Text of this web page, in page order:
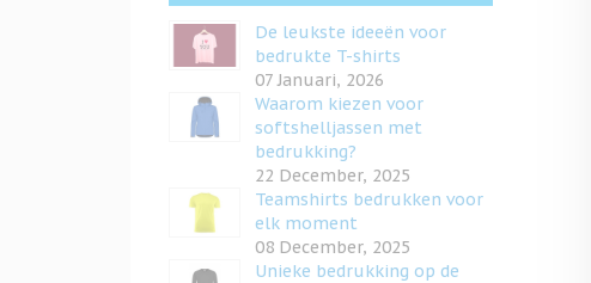
De leukste ideeën voor
bedrukte T-shirts
07 Januari, 2026
Waarom kiezen voor
softshelljassen met
bedrukking?
22 December, 2025
Teamshirts bedrukken voor
elk moment
08 December, 2025
Unieke bedrukking op de